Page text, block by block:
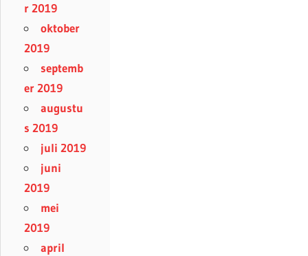
r 2019
oktober
2019
septemb
er 2019
augustu
s 2019
juli 2019
juni
2019
mei
2019
april